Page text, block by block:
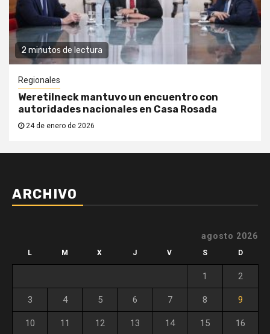
2 minutos de lectura
Regionales
Weretilneck mantuvo un encuentro con
autoridades nacionales en Casa Rosada
24 de enero de 2026
ARCHIVO
agosto 2026
L M X J V S D
1 2
3 4 5 6 7 8 9
10 11 12 13 14 15 16